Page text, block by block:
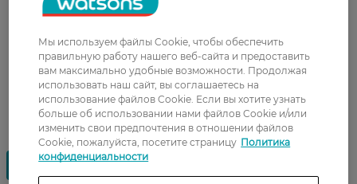
Мы используем файлы Cookie, чтобы обеспечить
правильную работу нашего веб-сайта и предоставить
вам максимально удобные возможности. Продолжая
использовать наш сайт, вы соглашаетесь на
использование файлов Cookie. Если вы хотите узнать
больше об использовании нами файлов Cookie и/или
изменить свои предпочтения в отношении файлов
Cookie, пожалуйста, посетите страницу Политика
конфиденциальности